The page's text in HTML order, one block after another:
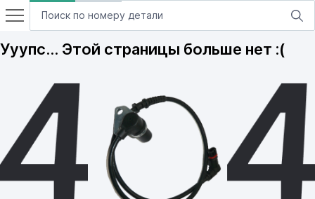
Ууупс… Этой страницы больше нет :(